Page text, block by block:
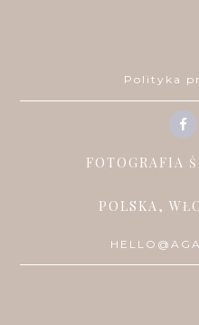
Polityka
FOTOGRAFIA
POLSKA,